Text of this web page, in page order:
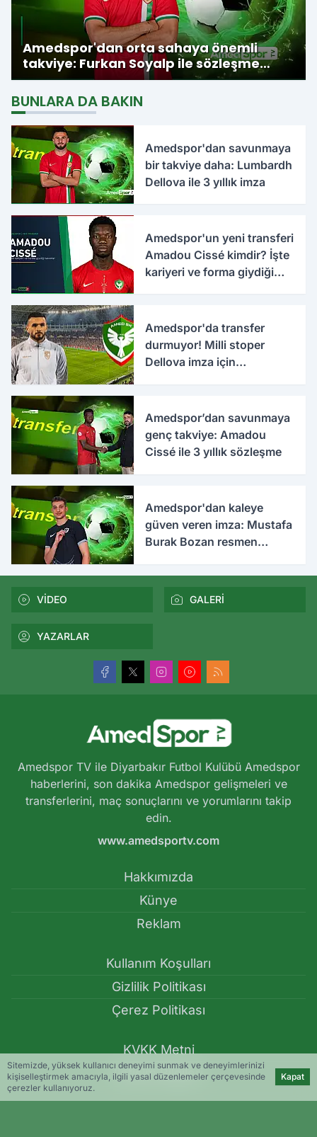
Amedspor'dan orta sahaya önemli
takviye: Furkan Soyalp ile sözleşme
imzalandı
BUNLARA DA BAKIN
Amedspor'dan savunmaya
bir takviye daha: Lumbardh
Dellova ile 3 yıllık imza
Amedspor'un yeni transferi
Amadou Cissé kimdir? İşte
kariyeri ve forma giydiği
Amedspor'da transfer
durmuyor! Milli stoper
Dellova imza için
Amedspor’dan savunmaya
genç takviye: Amadou
Cissé ile 3 yıllık sözleşme
Amedspor'dan kaleye
güven veren imza: Mustafa
Burak Bozan resmen
VİDEO GALERİ
YAZARLAR
Amedspor TV ile Diyarbakır Futbol Kulübü Amedspor
haberlerini, son dakika Amedspor gelişmeleri ve
transferlerini, maç sonuçlarını ve yorumlarını takip
edin.
www.amedsportv.com
Hakkımızda
Künye
Reklam
Kullanım Koşulları
Gizlilik Politikası
Çerez Politikası
KVKK Metni
İletişim Bilgileri
Sitemizde, yüksek kullanıcı deneyimi sunmak ve deneyimlerinizi
kişiselleştirmek amacıyla, ilgili yasal düzenlemeler çerçevesinde
çerezler kullanıyoruz.
Kapat